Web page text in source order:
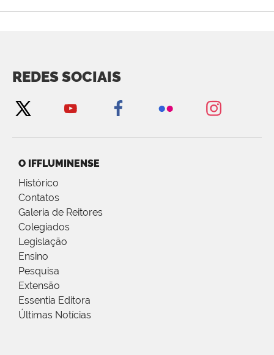
REDES SOCIAIS
O IFFLUMINENSE
Histórico
Contatos
Galeria de Reitores
Colegiados
Legislação
Ensino
Pesquisa
Extensão
Essentia Editora
Últimas Notícias